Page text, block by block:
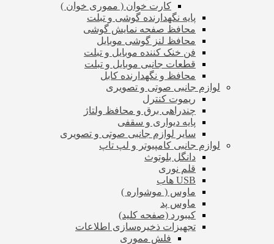
کارت خوان ( مموری خوان )
پایه نگهدارنده گوشی و تبلت
محافظ صفحه نمایش گوشی
محافظ لنز گوشی موبایل
فن خنک کننده موبایل و تبلت
قطعات جانبی موبایل و تبلت
محافظ و نگهدارنده کابل
لوازم جانبی صوتی و تصویری
ریموت کنترل
چندراهی برق و محافظ ولتاژ
پایه دیواری و سقفی
سایر لوازم جانبی صوتی و تصویری
لوازم جانبی کامپیوتر و لپ تاپ
دانگل بلوتوث
قلم نوری
USB هاب
ماوس ( موشواره )
ماوس پد
کیبورد (صفحه کلید)
تجهیزات ذخیره‌سازی اطلاعات
فلش مموری